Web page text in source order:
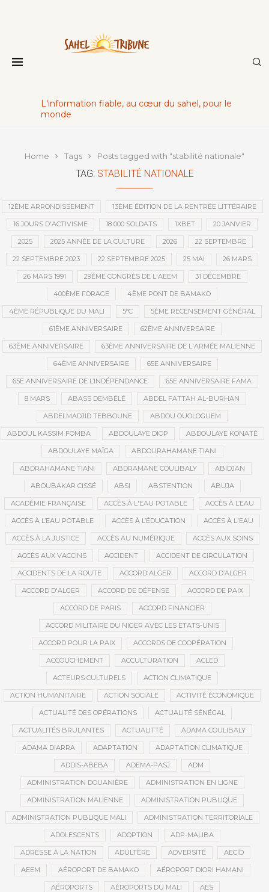
L'information fiable, au cœur du sahel, pour le
monde
Home Tags Posts tagged with "stabilité nationale"
TAG: STABILITÉ NATIONALE
12ÈME ARRONDISSEMENT 13ÈME ÉDITION DE LA RENTRÉE LITTÉRAIRE
16 JOURS D'ACTIVISME 18 000 SOLDATS 1XBET 20 JANVIER
2025 2025 ANNÉE DE LA CULTURE 2026 22 SEPTEMBRE
22 SEPTEMBRE 2023 22 SEPTEMBRE 2025 25 MAI 26 MARS
26 MARS 1991 29ÈME CONGRÈS DE L'AEEM 31 DÉCEMBRE
400ÈME FORAGE 4ÈME PONT DE BAMAKO
4ÈME RÉPUBLIQUE DU MALI 5°C 5ÈME RECENSEMENT GÉNÉRAL
61ÈME ANNIVERSAIRE 62ÈME ANNIVERSAIRE
63ÈME ANNIVERSAIRE 63ÈME ANNIVERSAIRE DE L'ARMÉE MALIENNE
64ÈME ANNIVERSAIRE 65E ANNIVERSAIRE
65E ANNIVERSAIRE DE L’INDÉPENDANCE 65E ANNIVERSAIRE FAMA
8 MARS ABASS DEMBÉLÉ ABDEL FATTAH AL-BURHAN
ABDELMADJID TEBBOUNE ABDOU OUOLOGUEM
ABDOUL KASSIM FOMBA ABDOULAYE DIOP ABDOULAYE KONATÉ
ABDOULAYE MAÏGA ABDOURAHAMANE TIANI
ABDRAHAMANE TIANI ABDRAMANE COULIBALY ABIDJAN
ABOUBAKAR CISSÉ ABSI ABSTENTION ABUJA
ACADÉMIE FRANÇAISE ACCÈS À L'EAU POTABLE ACCÈS À L’EAU
ACCÈS À L’EAU POTABLE ACCÈS À L’ÉDUCATION ACCÈS À L'EAU
ACCÈS À LA JUSTICE ACCÈS AU NUMÉRIQUE ACCÈS AUX SOINS
ACCÈS AUX VACCINS ACCIDENT ACCIDENT DE CIRCULATION
ACCIDENTS DE LA ROUTE ACCORD ALGER ACCORD D’ALGER
ACCORD D'ALGER ACCORD DE DÉFENSE ACCORD DE PAIX
ACCORD DE PARIS ACCORD FINANCIER
ACCORD MILITAIRE DU NIGER AVEC LES ETATS-UNIS
ACCORD POUR LA PAIX ACCORDS DE COOPÉRATION
ACCOUCHEMENT ACCULTURATION ACLED
ACTEURS CULTURELS ACTION CLIMATIQUE
ACTION HUMANITAIRE ACTION SOCIALE ACTIVITÉ ÉCONOMIQUE
ACTUALITÉ DES OPÉRATIONS ACTUALITÉ SÉNÉGAL
ACTUALITÉS BRULANTES ACTUALITTÉ ADAMA COULIBALY
ADAMA DIARRA ADAPTATION ADAPTATION CLIMATIQUE
ADDIS-ABEBA ADEMA-PASJ ADM
ADMINISTRATION DOUANIÈRE ADMINISTRATION EN LIGNE
ADMINISTRATION MALIENNE ADMINISTRATION PUBLIQUE
ADMINISTRATION PUBLIQUE MALI ADMINISTRATION TERRITORIALE
ADOLESCENTS ADOPTION ADP-MALIBA
ADRESSE À LA NATION ADULTÈRE ADVERSITÉ AECID
AEEM AÉROPORT DE BAMAKO AÉROPORT DIORI HAMANI
AÉROPORTS AÉROPORTS DU MALI AES